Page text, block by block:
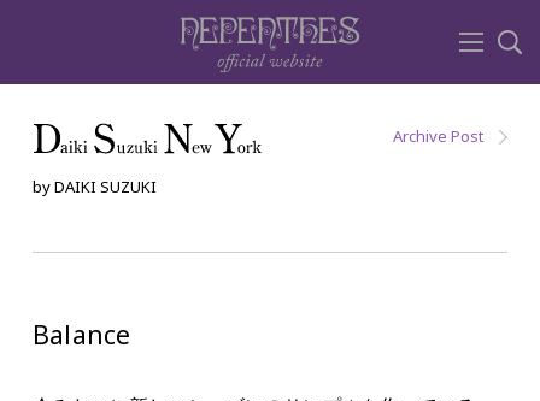
by DAIKI SUZUKI
Archive Post
Balance